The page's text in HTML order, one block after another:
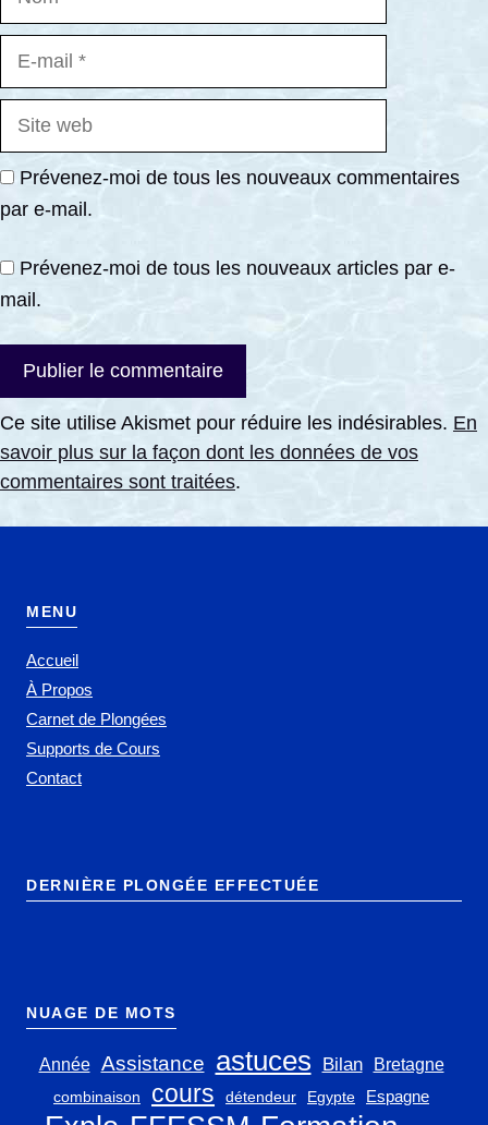
Prévenez-moi de tous les nouveaux commentaires
par e-mail.
Prévenez-moi de tous les nouveaux articles par e-
mail.
Ce site utilise Akismet pour réduire les indésirables. En
savoir plus sur la façon dont les données de vos
commentaires sont traitées.
MENU
Accueil
À Propos
Carnet de Plongées
Supports de Cours
Contact
DERNIÈRE PLONGÉE EFFECTUÉE
NUAGE DE MOTS
Année Assistance astuces Bilan Bretagne
combinaison cours détendeur Egypte Espagne